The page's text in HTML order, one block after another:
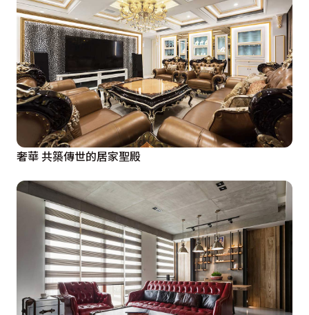
奢華 共築傳世的居家聖殿